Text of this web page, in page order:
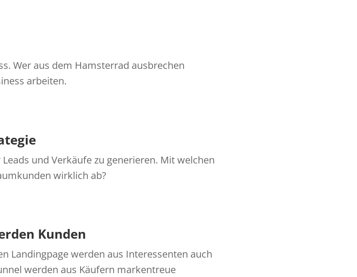
Wer aus dem Hamsterrad ausbrechen
arbeiten.
und Verkäufe zu generieren. Mit welchen
wirklich ab?
Kunden
Landingpage werden aus Interessenten auch
werden aus Käufern markentreue